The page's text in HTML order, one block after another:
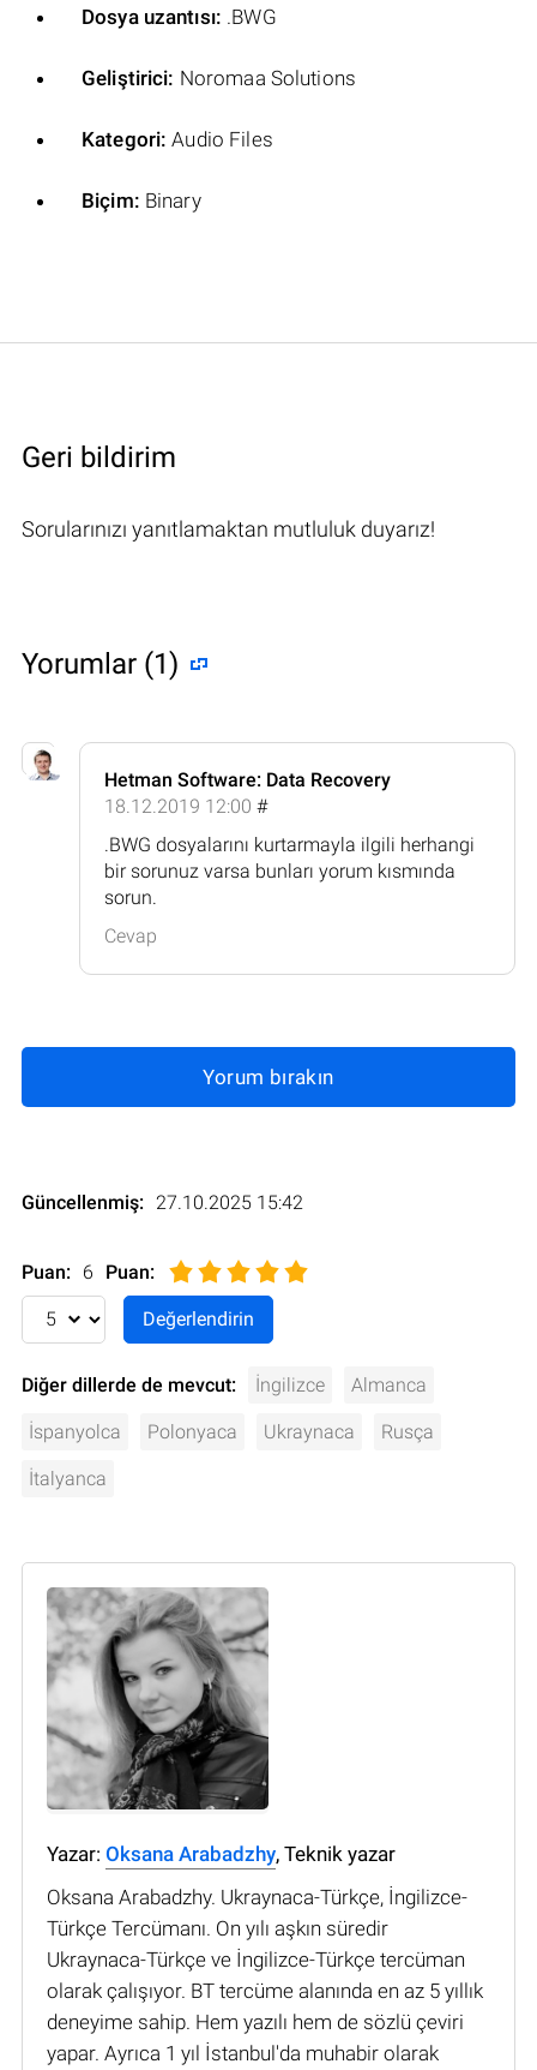
Dosya uzantısı: .BWG
Geliştirici: Noromaa Solutions
Kategori: Audio Files
Biçim: Binary
Geri bildirim
Sorularınızı yanıtlamaktan mutluluk duyarız!
Yorumlar (1)
Hetman Software: Data Recovery
18.12.2019 12:00 #
.BWG dosyalarını kurtarmayla ilgili herhangi
bir sorunuz varsa bunları yorum kısmında
sorun.
Cevap
Yorum bırakın
Güncellenmiş: 27.10.2025 15:42
Puan: 6 Puan:
Diğer dillerde de mevcut: İngilizce Almanca
İspanyolca Polonyaca Ukraynaca Rusça
İtalyanca
Yazar: Oksana Arabadzhy, Teknik yazar
Oksana Arabadzhy. Ukraynaca-Türkçe, İngilizce-
Türkçe Tercümanı. On yılı aşkın süredir
Ukraynaca-Türkçe ve İngilizce-Türkçe tercüman
olarak çalışıyor. BT tercüme alanında en az 5 yıllık
deneyime sahip. Hem yazılı hem de sözlü çeviri
yapar. Ayrıca 1 yıl İstanbul'da muhabir olarak